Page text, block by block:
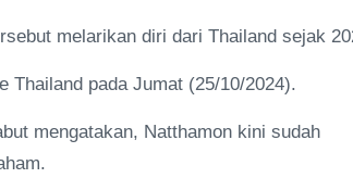
melarikan diri dari Thailand sejak
Thailand pada Jumat (25/10/2024).
mengatakan, Natthamon kini sudah